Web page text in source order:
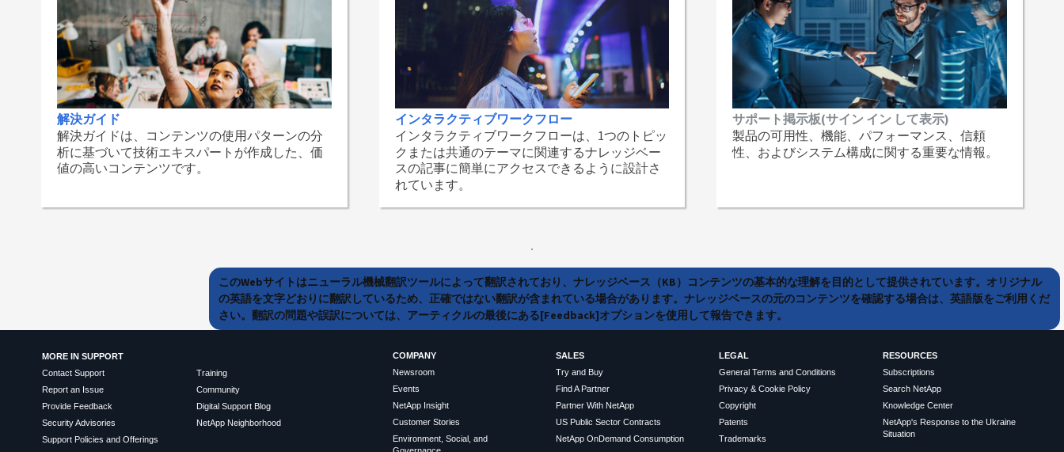
解決ガイド
解決ガイドは、コンテンツの使用パターンの分
析に基づいて技術エキスパートが作成した、価
値の高いコンテンツです。
インタラクティブワークフロー
インタラクティブワークフローは、1つのトピッ
クまたは共通のテーマに関連するナレッジベー
スの記事に簡単にアクセスできるように設計さ
れています。
サポート掲示板(サイン イン して表示)
製品の可用性、機能、パフォーマンス、信頼
性、およびシステム構成に関する重要な情報。
このWebサイトはニューラル機械翻訳ツールによって翻訳されており、ナレッジベース（KB）コンテンツの基本的な理解を目的として提供されています。オリジナル
の英語を文字どおりに翻訳しているため、正確ではない翻訳が含まれている場合があります。ナレッジベースの元のコンテンツを確認する場合は、英語版をご利用くだ
さい。翻訳の問題や誤訳については、アーティクルの最後にある[Feedback]オプションを使用して報告できます。
MORE IN SUPPORT
Contact Support
Report an Issue
Provide Feedback
Security Advisories
Support Policies and Offerings
Training
Community
Digital Support Blog
NetApp Neighborhood
COMPANY
Newsroom
Events
NetApp Insight
Customer Stories
Environment, Social, and
SALES
Try and Buy
Find A Partner
Partner With NetApp
US Public Sector Contracts
NetApp OnDemand Consumption
LEGAL
General Terms and Conditions
Privacy & Cookie Policy
Copyright
Patents
Trademarks
RESOURCES
Subscriptions
Search NetApp
Knowledge Center
NetApp's Response to the Ukraine
Situation